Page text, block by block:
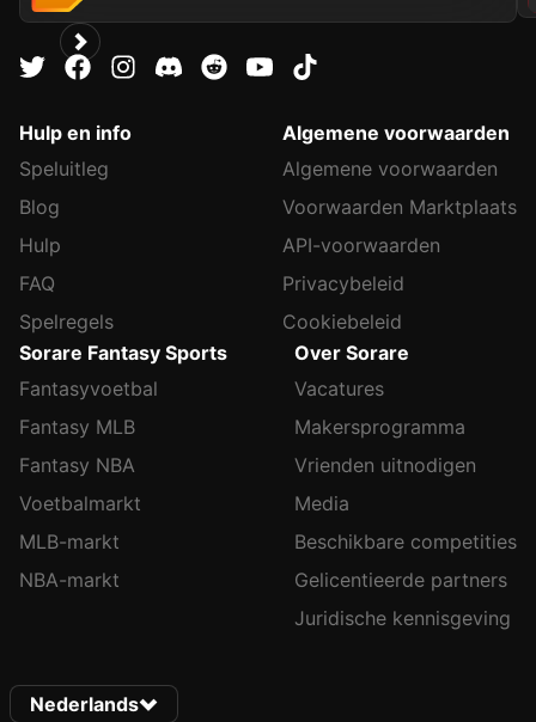
Hulp en info
Speluitleg
Blog
Hulp
FAQ
Spelregels
Algemene voorwaarden
Algemene voorwaarden
Voorwaarden Marktplaats
API-voorwaarden
Privacybeleid
Cookiebeleid
Sorare Fantasy Sports
Fantasyvoetbal
Fantasy MLB
Fantasy NBA
Voetbalmarkt
MLB-markt
NBA-markt
Over Sorare
Vacatures
Makersprogramma
Vrienden uitnodigen
Media
Beschikbare competities
Gelicentieerde partners
Juridische kennisgeving
Nederlands